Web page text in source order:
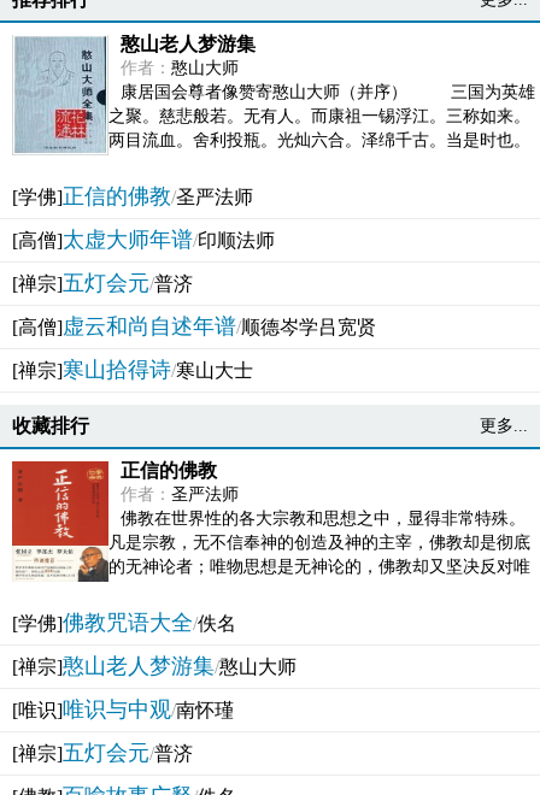
憨山老人梦游集
作者： 憨山大师
康居国会尊者像赞寄憨山大师（并序） 三国为英雄
之聚。慈悲般若。无有人。而康祖一锡浮江。三称如来。
两目流血。舍利投瓶。光灿六合。泽绵千古。当是时也。
[学佛]正信的佛教/圣严法师
[高僧]太虚大师年谱/印顺法师
[禅宗]五灯会元/普济
[高僧]虚云和尚自述年谱/顺德岑学吕宽贤
[禅宗]寒山拾得诗/寒山大士
收藏排行 更多...
正信的佛教
作者： 圣严法师
佛教在世界性的各大宗教和思想之中，显得非常特殊。
凡是宗教，无不信奉神的创造及神的主宰，佛教却是彻底
的无神论者；唯物思想是无神论的，佛教却又坚决反对唯
[学佛]佛教咒语大全/佚名
[禅宗]憨山老人梦游集/憨山大师
[唯识]唯识与中观/南怀瑾
[禅宗]五灯会元/普济